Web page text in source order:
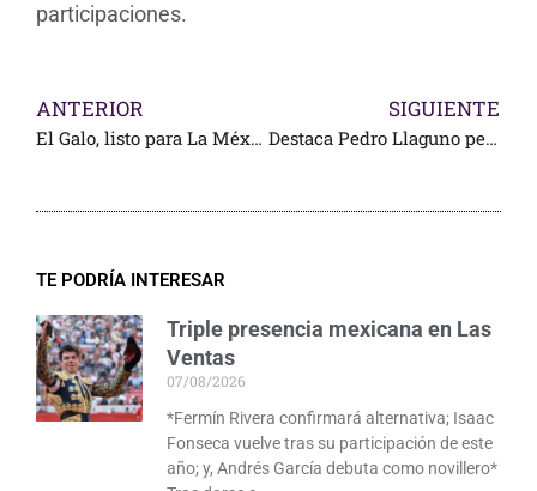
participaciones.
ANTERIOR
El Galo, listo para La México, este domingo 15 de mayo
SIGUIENTE
Destaca Pedro Llaguno pero pierde triunfo por fallos con los aceros
TE PODRÍA INTERESAR
Triple presencia mexicana en Las
Ventas
07/08/2026
*Fermín Rivera confirmará alternativa; Isaac
Fonseca vuelve tras su participación de este
año; y, Andrés García debuta como novillero*